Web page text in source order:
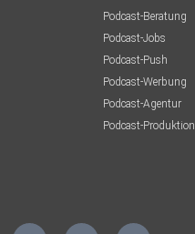
Podcast-Beratung
Podcast-Jobs
Podcast-Push
Podcast-Werbung
Podcast-Agentur
Podcast-Produktion